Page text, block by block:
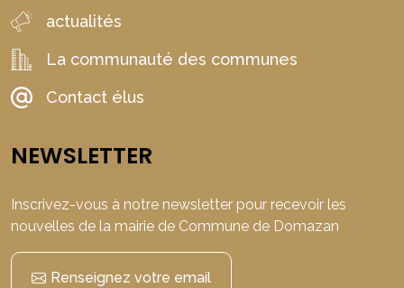
actualités
La communauté des communes
Contact élus
NEWSLETTER
Inscrivez-vous à notre newsletter pour recevoir les
nouvelles de la mairie de Commune de Domazan
Renseignez votre email